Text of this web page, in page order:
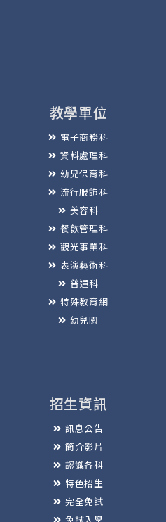
教學單位
電子商務科
資料處理科
幼兒保育科
流行服飾科
美容科
餐飲管理科
觀光事業科
表演藝術科
普通科
特殊教育網
幼兒園
招生資訊
訊息公告
簡介影片
認識各科
特色招生
完全免試